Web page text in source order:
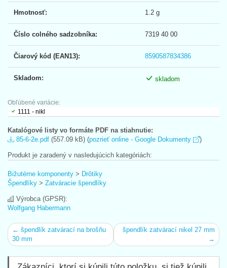
Hmotnosť: 1.2 g
Číslo colného sadzobníka: 7319 40 00
Čiarový kód (EAN13): 8590587834386
Skladom: skladom
Obľúbené variácie:
1111 - nikl
Katalógové listy vo formáte PDF na stiahnutie:
85-6-2e.pdf (557.09 kB) (pozrieť online - Google Dokumenty )
Produkt je zaradený v nasledujúcich kategóriách:
Bižutérne komponenty > Drôtiky
Špendlíky > Zatváracie špendlíky
Výrobca (GPSR):
Wolfgang Habermann
← špendlík zatvárací na brošňu
30 mm
špendlík zatvárací nikel 27 mm
→